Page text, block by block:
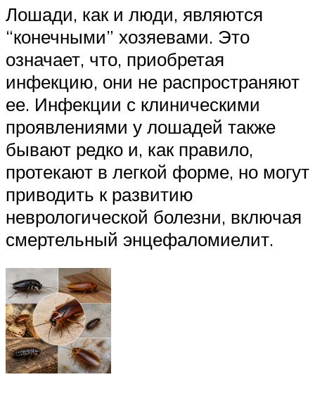
Лошади, как и люди, являются
“конечными” хозяевами. Это
означает, что, приобретая
инфекцию, они не распространяют
ее. Инфекции с клиническими
проявлениями у лошадей также
бывают редко и, как правило,
протекают в легкой форме, но могут
приводить к развитию
неврологической болезни, включая
смертельный энцефаломиелит.